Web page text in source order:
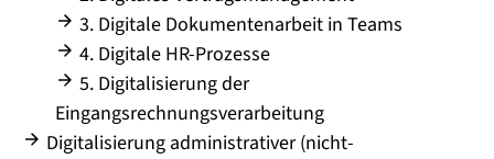
3. Digitale Dokumentenarbeit in Teams
4. Digitale HR-Prozesse
5. Digitalisierung der
Eingangsrechnungsverarbeitung
Digitalisierung administrativer (nicht-